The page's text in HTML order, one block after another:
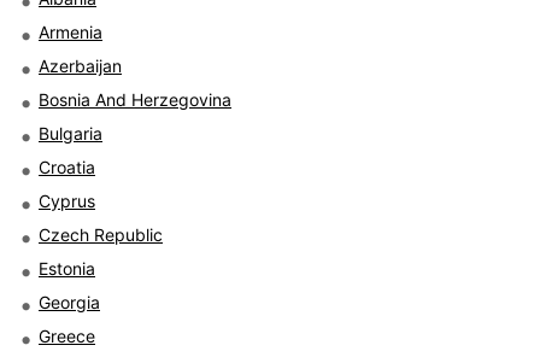
Armenia
Azerbaijan
Bosnia And Herzegovina
Bulgaria
Croatia
Cyprus
Czech Republic
Estonia
Georgia
Greece